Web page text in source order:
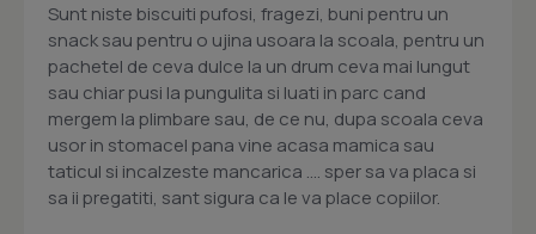
Sunt niste biscuiti pufosi, fragezi, buni pentru un
snack sau pentru o ujina usoara la scoala, pentru un
pachetel de ceva dulce la un drum ceva mai lungut
sau chiar pusi la pungulita si luati in parc cand
mergem la plimbare sau, de ce nu, dupa scoala ceva
usor in stomacel pana vine acasa mamica sau
taticul si incalzeste mancarica .... sper sa va placa si
sa ii pregatiti, sant sigura ca le va place copiilor.